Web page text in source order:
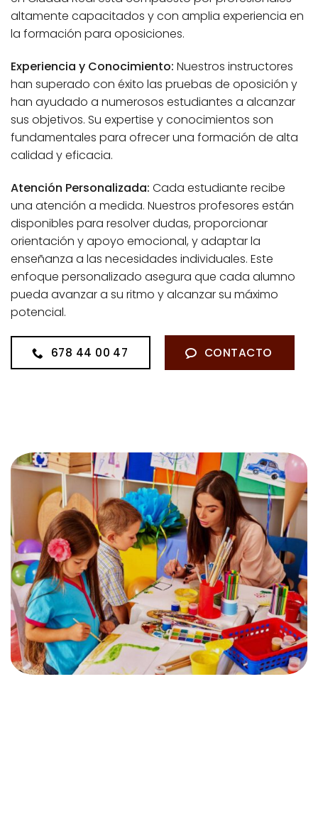
altamente capacitados y con amplia experiencia en
la formación para oposiciones.
Experiencia y Conocimiento: Nuestros instructores
han superado con éxito las pruebas de oposición y
han ayudado a numerosos estudiantes a alcanzar
sus objetivos. Su expertise y conocimientos son
fundamentales para ofrecer una formación de alta
calidad y eficacia.
Atención Personalizada: Cada estudiante recibe
una atención a medida. Nuestros profesores están
disponibles para resolver dudas, proporcionar
orientación y apoyo emocional, y adaptar la
enseñanza a las necesidades individuales. Este
enfoque personalizado asegura que cada alumno
pueda avanzar a su ritmo y alcanzar su máximo
potencial.
678 44 00 47 CONTACTO